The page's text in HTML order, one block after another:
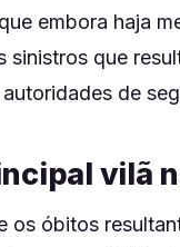
embora haja
sinistros que
de
vilã
os óbitos